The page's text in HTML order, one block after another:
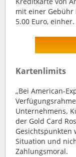
mit einer Gebühr
5.00 Euro, einher.
Kartenlimits
„Bei American-
Unternehmens.
der Gold Card
Gesichtspunkten
Situation und
Zahlungsmoral.